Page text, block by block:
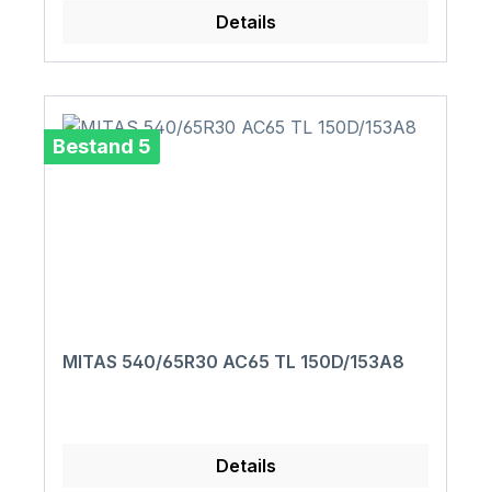
Details
Bestand 5
MITAS 540/65R30 AC65 TL 150D/153A8
Details